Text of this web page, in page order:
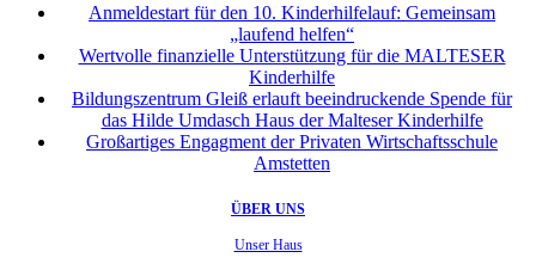
Anmeldestart für den 10. Kinderhilfelauf: Gemeinsam
„laufend helfen“
Wertvolle finanzielle Unterstützung für die MALTESER
Kinderhilfe
Bildungszentrum Gleiß erlauft beeindruckende Spende für
das Hilde Umdasch Haus der Malteser Kinderhilfe
Großartiges Engagment der Privaten Wirtschaftsschule
Amstetten
ÜBER UNS
Unser Haus